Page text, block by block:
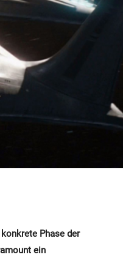
Phase der
ein